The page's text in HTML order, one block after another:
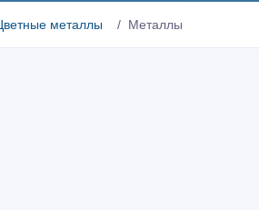
металлы Металлы